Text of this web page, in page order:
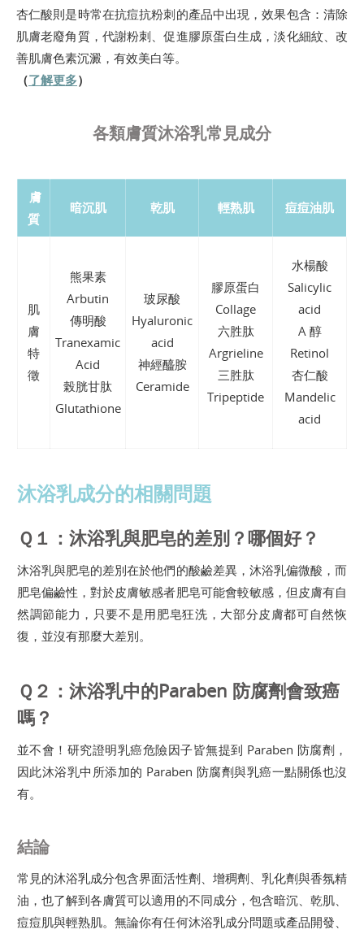
杏仁酸則是時常在抗痘抗粉刺的產品中出現，效果包含：清除
肌膚老廢角質，代謝粉刺、促進膠原蛋白生成，淡化細紋、改
善肌膚色素沉澱，有效美白等。
（了解更多）
各類膚質沐浴乳常見成分
膚
質
暗沉肌 乾肌 輕熟肌 痘痘油肌
肌
膚
特
徵
熊果素
Arbutin
傳明酸
Tranexamic
Acid
榖胱甘肽
Glutathione
玻尿酸
Hyaluronic
acid
神經醯胺
Ceramide
膠原蛋白
Collage
六胜肽
Argrieline
三胜肽
Tripeptide
水楊酸
Salicylic
acid
A 醇
Retinol
杏仁酸
Mandelic
acid
沐浴乳成分的相關問題
Ｑ１：沐浴乳與肥皂的差別？哪個好？
沐浴乳與肥皂的差別在於他們的酸鹼差異，沐浴乳偏微酸，而
肥皂偏鹼性，對於皮膚敏感者肥皂可能會較敏感，但皮膚有自
然調節能力，只要不是用肥皂狂洗，大部分皮膚都可自然恢
復，並沒有那麼大差別。
Ｑ２：沐浴乳中的Paraben 防腐劑會致癌
嗎？
並不會！研究證明乳癌危險因子皆無提到 Paraben 防腐劑，
因此沐浴乳中所添加的 Paraben 防腐劑與乳癌一點關係也沒
有。
結論
常見的沐浴乳成分包含界面活性劑、增稠劑、乳化劑與香氛精
油，也了解到各膚質可以適用的不同成分，包含暗沉、乾肌、
痘痘肌與輕熟肌。無論你有任何沐浴乳成分問題或產品開發、